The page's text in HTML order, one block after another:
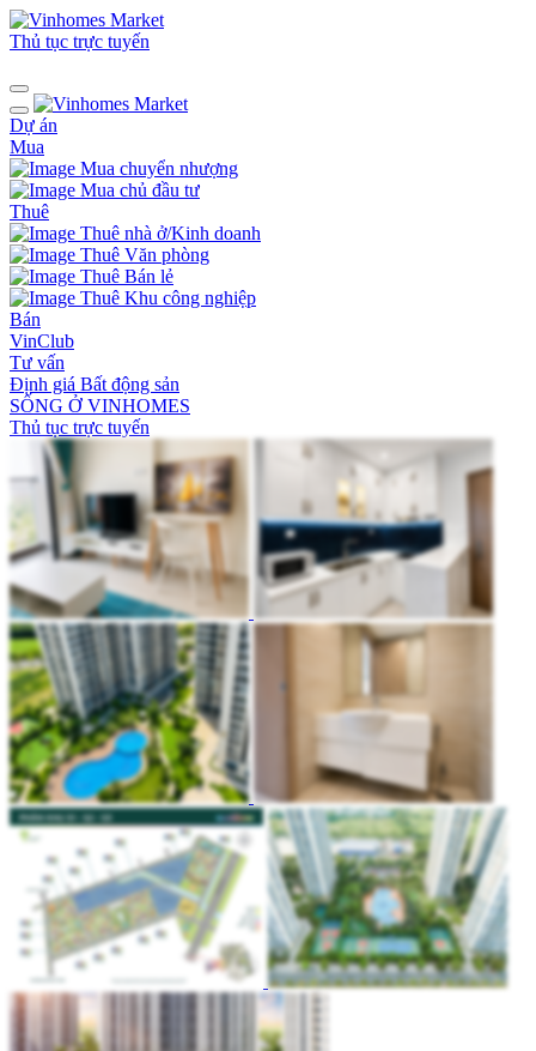
Thủ tục trực tuyến
Dự án
Mua
Mua chuyển nhượng
Mua chủ đầu tư
Thuê
Thuê nhà ở/Kinh doanh
Thuê Văn phòng
Thuê Bán lẻ
Thuê Khu công nghiệp
Bán
VinClub
Tư vấn
Định giá Bất động sản
SỐNG Ở VINHOMES
Thủ tục trực tuyến